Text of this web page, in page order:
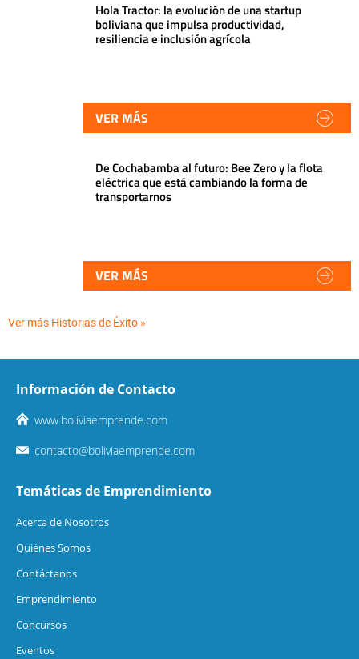
Hola Tractor: la evolución de una startup
boliviana que impulsa productividad,
resiliencia e inclusión agrícola
VER MÁS
De Cochabamba al futuro: Bee Zero y la flota
eléctrica que está cambiando la forma de
transportarnos
VER MÁS
Ver más Historias de Éxito »
Información de Contacto
www.boliviaemprende.com
contacto@boliviaemprende.com
Temáticas de Emprendimiento
Acerca de Nosotros
Quiénes Somos
Contáctanos
Emprendimiento
Concursos
Eventos